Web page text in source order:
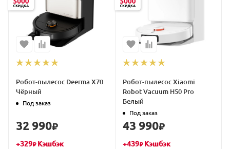
Робот-пылесос Deerma X70
Чёрный
Под заказ
32 990₽
+329₽Кэшбэк
Робот-пылесос Xiaomi
Robot Vacuum H50 Pro
Белый
Под заказ
43 990₽
+439₽Кэшбэк